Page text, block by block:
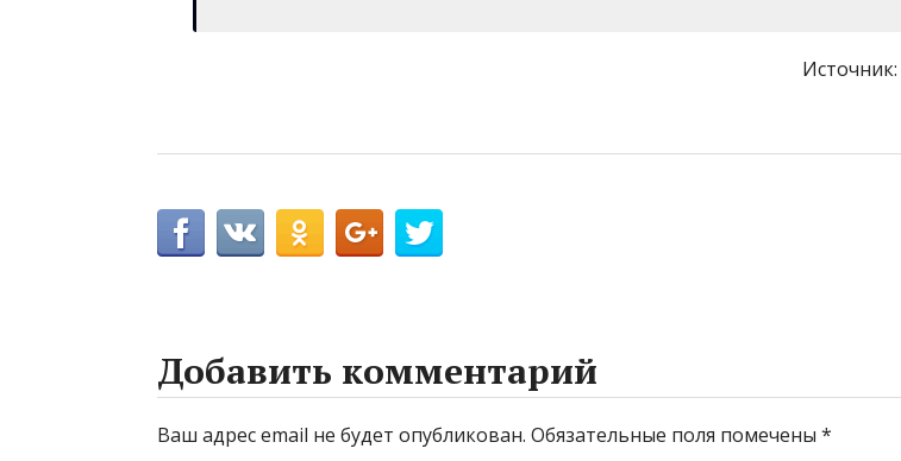
Источник:
Добавить комментарий
Ваш адрес email не будет опубликован. Обязательные поля помечены *